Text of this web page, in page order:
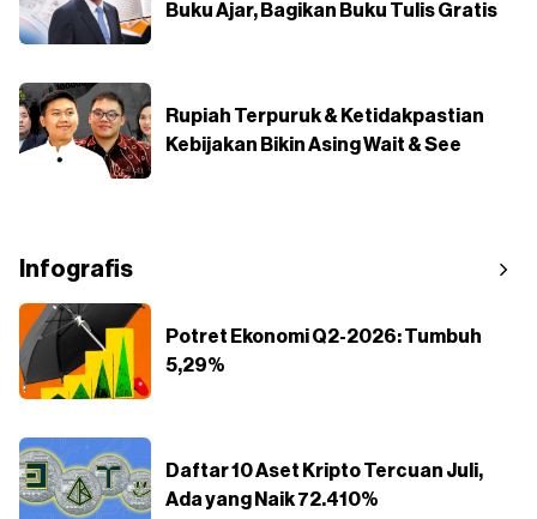
Buku Ajar, Bagikan Buku Tulis Gratis
Rupiah Terpuruk & Ketidakpastian
Kebijakan Bikin Asing Wait & See
Infografis
Potret Ekonomi Q2-2026: Tumbuh
5,29%
Daftar 10 Aset Kripto Tercuan Juli,
Ada yang Naik 72.410%